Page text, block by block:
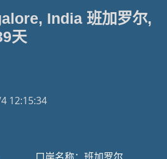
India 班加罗尔,
天
12:15:34